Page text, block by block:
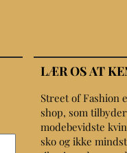
LÆR OS AT
Street of Fashion
shop, som
modebevidste
sko og ikke